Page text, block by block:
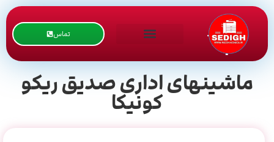
تماس
ماشینهای اداری صدیق ریکو
کونیکا